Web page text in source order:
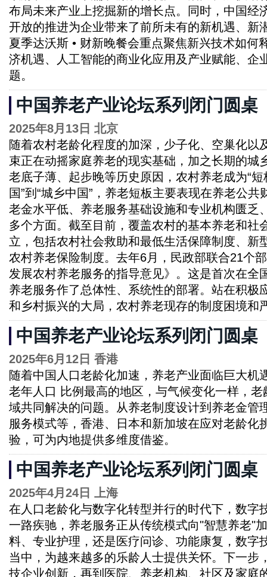
布局未来产业上挖掘新的增长点。同时，中国经
开放的推进为企业带来了前所未有的新机遇、新
夏季达沃斯 • 财新晚餐会重点聚焦新兴技术如何
济机遇、人工智能的商业化应用及产业赋能、企
题。
中国养老产业论坛系列闭门圆桌
2025年8月13日 北京
随着农村老龄化程度的加深，少子化、空巢化以
束正在动摇家庭养老的现实基础，加之长期的城
老底子薄、起步晚等历史原因，农村养老成为“短
国”到“城乡中国”，养老短板主要表现在养老公
老金水平低、养老服务基础设施和专业机构匮乏
多个方面。截至目前，覆盖农村的基本养老和社
立，包括农村社会救助和最低生活保障制度、新
农村养老保险制度。去年6月，民政部联合21个
发展农村养老服务的指导意见》。这是首次在全
养老服务作了总体性、系统性的部署。站在积极
和乡村振兴的大局，农村养老现存的制度困境和
中国养老产业论坛系列闭门圆桌
2025年6月12日 香港
随着中国人口老龄化加速，养老产业面临巨大机
老年人口 比例最高的地区，与气候变化一样，
域共同解决的问题。从养老制度设计到养老金管
服务模式等，香港、日本和新加坡在应对老龄化
验，可为内地提供多维度借鉴。
中国养老产业论坛系列闭门圆桌
2025年4月24日 上海
在人口老龄化与数字化转型并行的时代下，数字
一路疾驰，养老服务正从传统模式向"智慧养老"
料、专业护理，还是医疗问诊、功能康复，数字
当中，为越来越多的乐龄人士提供关怀。下一步
技企业创新，再到医院、养老机构、社区及家庭